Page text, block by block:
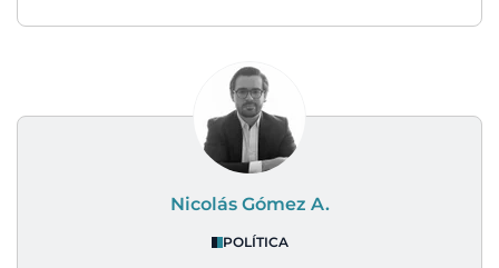
Nicolás Gómez A.
POLÍTICA